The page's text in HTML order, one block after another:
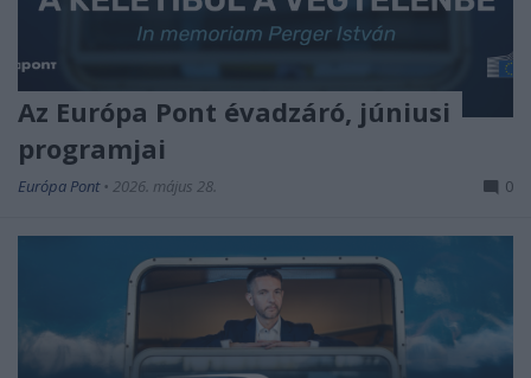
Az Európa Pont évadzáró, júniusi
programjai
Európa Pont • 2026. május 28. 0